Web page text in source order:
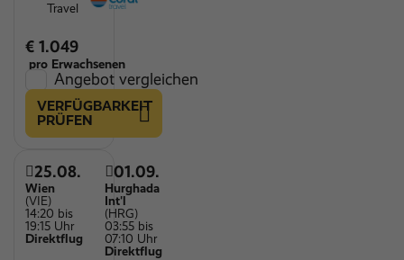
Travel
€ 1.049
pro Erwachsenen
Angebot vergleichen
VERFÜGBARKEIT
PRÜFEN
25.08.
Wien
(VIE)
14:20 bis
19:15 Uhr
Direktflug
01.09.
Hurghada
Int'l
(HRG)
03:55 bis
07:10 Uhr
Direktflug